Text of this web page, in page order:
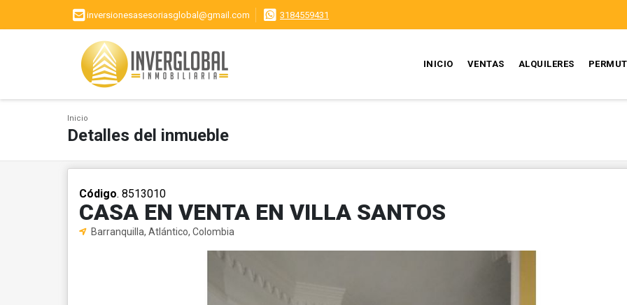
inversionesasesoriasglobal@gmail.com 3184559431
INICIO VENTAS ALQUILERES
Inicio
Detalles del inmueble
Código. 8513010
CASA EN VENTA EN VILLA SANTOS
Barranquilla, Atlántico, Colombia